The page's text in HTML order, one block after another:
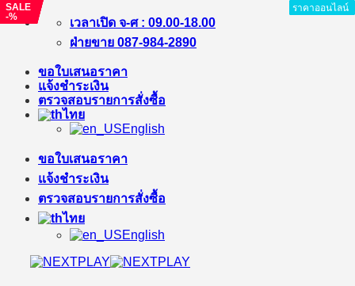
ข้าม
เนื้อหา
เวลาเปิด จ-ศ : 09.00-18.00
ฝ่ายขาย 087-984-2890
ขอใบเสนอราคา
แจ้งชำระเงิน
ตรวจสอบรายการสั่งซื้อ
ไทย
English
ขอใบเสนอราคา
แจ้งชำระเงิน
ตรวจสอบรายการสั่งซื้อ
ไทย
English
ราคาออนไลน์
SALE
-%
ราคาออนไลน์
ราคาออนไลน์
SALE
-4%
ราคาออนไลน์
ราคาออนไลน์
ราคาออนไลน์
SALE
-%
ราคาออนไลน์
ราคาออนไลน์
ราคาออนไลน์
SALE
-25%